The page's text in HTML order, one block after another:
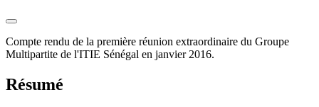
Compte rendu de la première réunion extraordinaire du Groupe
Multipartite de l'ITIE Sénégal en janvier 2016.
Résumé